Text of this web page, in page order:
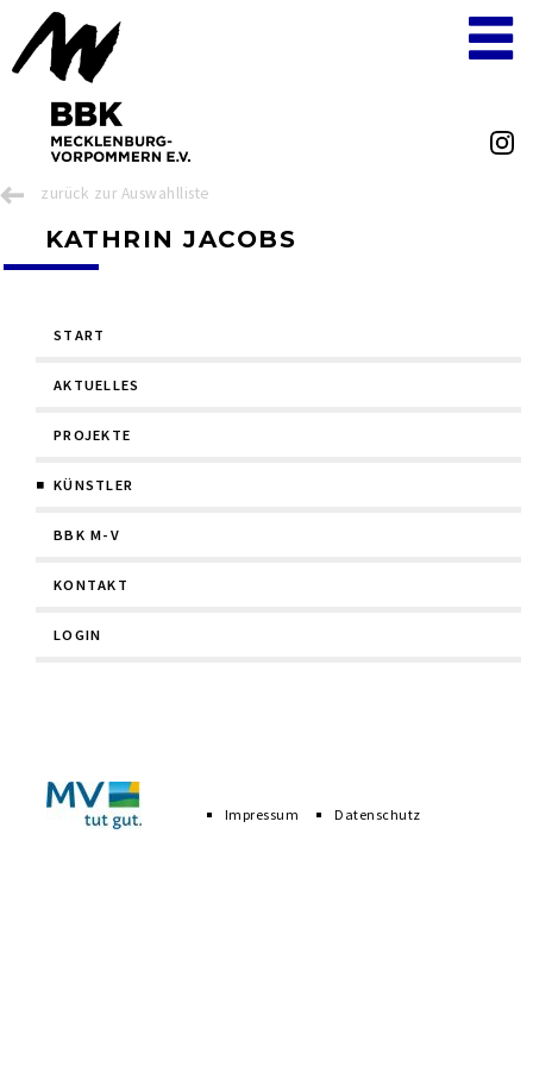
zurück zur Auswahlliste
KATHRIN JACOBS
überspringen
START
AKTUELLES
PROJEKTE
KÜNSTLER
BBK M-V
KONTAKT
LOGIN
überspringenImpressum Datenschutz